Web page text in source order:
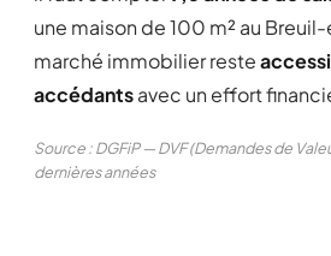
une maison de 100 m² au
marché immobilier reste
accédantsavec un effort
Source : DGFiP — DVF (Demandes de
dernières années